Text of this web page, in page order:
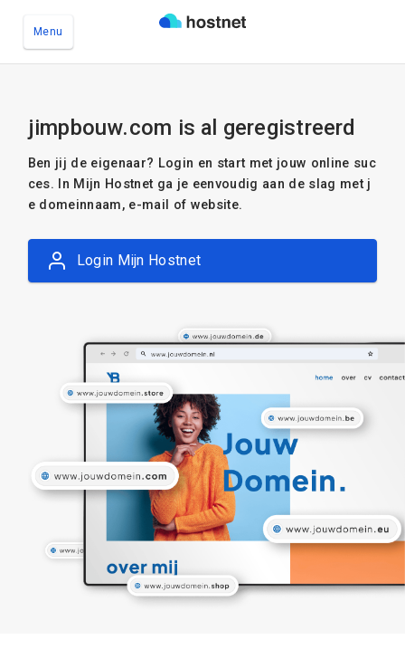
Menu
jimpbouw.com is al geregistreerd
Ben jij de eigenaar? Login en start met jouw online suc
ces. In Mijn Hostnet ga je eenvoudig aan de slag met j
e domeinnaam, e-mail of website.
Login Mijn Hostnet